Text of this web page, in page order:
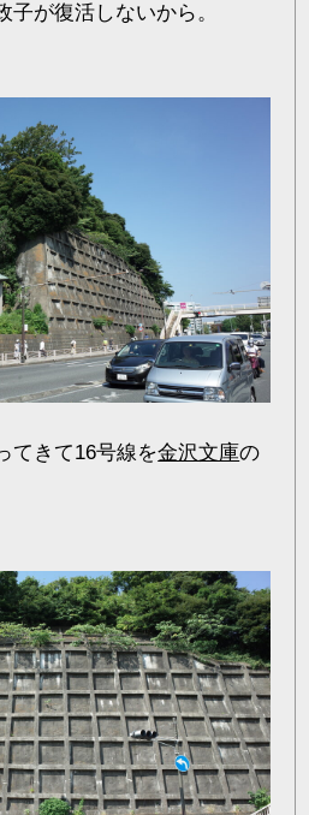
が復活しないから。
てきて16号線を金沢文庫の